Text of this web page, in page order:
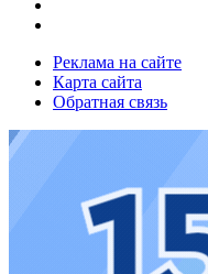
Реклама на сайте
Карта сайта
Обратная связь